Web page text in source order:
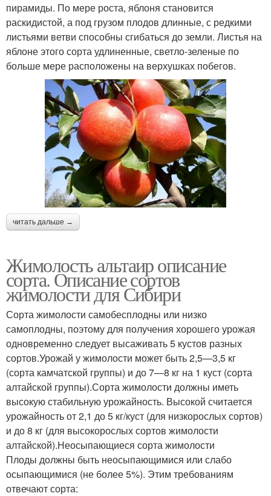
пирамиды. По мере роста, яблоня становится
раскидистой, а под грузом плодов длинные, с редкими
листьями ветви способны сгибаться до земли. Листья на
яблоне этого сорта удлиненные, светло-зеленые по
больше мере расположены на верхушках побегов.
читать дальше →
Жимолость альтаир описание
сорта. Описание сортов
жимолости для Сибири
Сорта жимолости самобесплодны или низко
самоплодны, поэтому для получения хорошего урожая
одно­временно следует высаживать 5 кустов разных
сортов.Уро­жай у жимолости может быть 2,5—3,5 кг
(сорта камчатской группы) и до 7—8 кг на 1 куст (сорта
алтайской группы).Сорта жимолости должны иметь
высокую стабильную урожайность. Высокой считается
урожайность от 2,1 до 5 кг/куст (для низкорослых сортов)
и до 8 кг (для высокорослых сортов жимолости
алтайской).Неосыпающиеся сорта жимолости
Плоды должны быть неосыпающимися или слабо
осыпающимися (не более 5%). Этим требованиям
отвечают сорта: